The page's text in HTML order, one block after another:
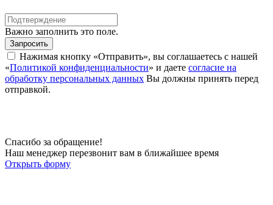
Важно заполнить это поле.
Запросить
Нажимая кнопку «Отправить», вы соглашаетесь с нашей
«Политикой конфиденциальности» и даете согласие на
обработку персональных данных Вы должны принять перед
отправкой.
Спасибо за обращение!
Наш менеджер перезвонит вам в ближайшее время
Открыть форму